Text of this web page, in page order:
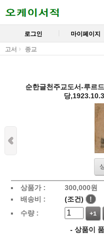
로그인 마이페이지
고서 종교
순한글천주교도서-루르
당
상품가 : 300,000원
배송비 :
(조건)
!
수량 :
+1
- 상품이